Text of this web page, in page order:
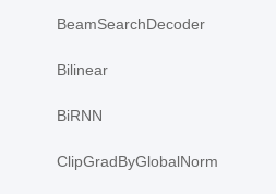
BeamSearchDecoder
Bilinear
BiRNN
ClipGradByGlobalNorm